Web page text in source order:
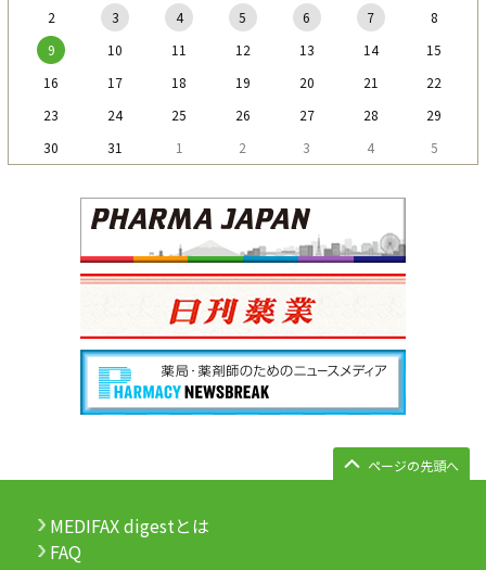
2
3 4 5 6 7
8
9
10 11 12 13 14
15
16
17 18 19 20 21
22
23
24 25 26 27 28
29
30
31 1 2 3 4 5
ページの先頭へ
MEDIFAX digestとは
FAQ